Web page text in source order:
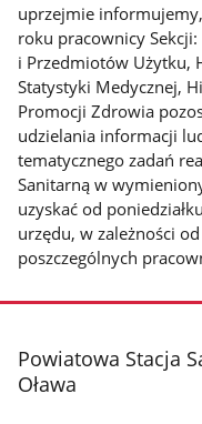
uprzejmie
roku pracownicy
i Przedmiotów Użytku,
Statystyki Medycznej,
Promocji Zdrowia
udzielania informacji
tematycznego zadań
Sanitarną w
uzyskać od
urzędu, w zależności
poszczególnych
stopka
Powiatowa Stacja
Oława